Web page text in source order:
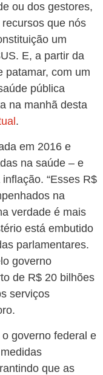
ou dos gestores,
que nós
um
E, a partir da
patamar, com um
pública
na manhã desta
.
em 2016 e
na saúde – e
“Esses R$
na
verdade é mais
está embutido
parlamentares.
governo
de R$ 20 bilhões
serviços
governo federal e
que as